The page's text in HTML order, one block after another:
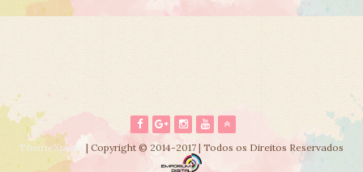
ThemeXpose | Copyright © 2014-2017 | Todos os Direitos Reservados